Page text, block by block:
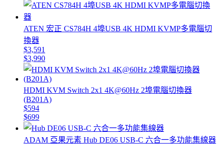
ATEN 宏正 CS784H 4埠USB 4K HDMI KVMP多電腦切
換器
$3,591
$3,990
HDMI KVM Switch 2x1 4K@60Hz 2埠電腦切換器
(B201A)
$594
$699
ADAM 亞果元素 Hub DE06 USB-C 六合一多功能集線器